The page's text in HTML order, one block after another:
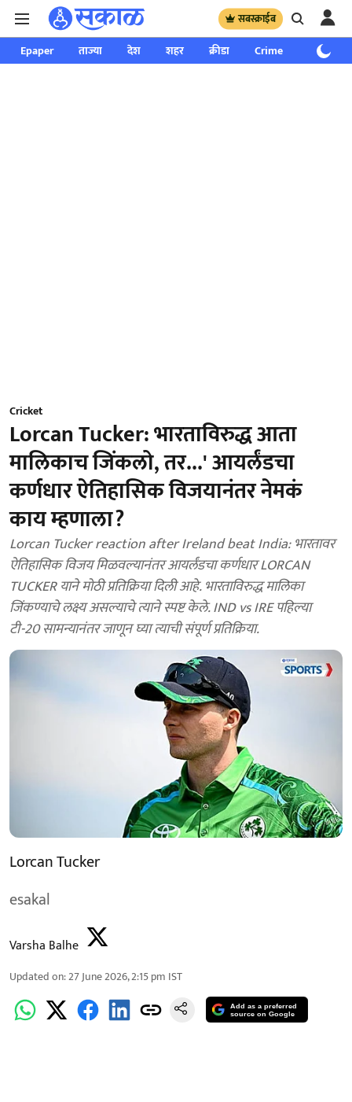
सबस्क्राईब
Epaper ताज्या देश शहर क्रीडा Crime साप्ताहिक
Cricket
Lorcan Tucker: भारताविरुद्ध आता
मालिकाच जिंकलो, तर...' आयर्लंडचा
कर्णधार ऐतिहासिक विजयानंतर नेमकं
काय म्हणाला?
Lorcan Tucker reaction after Ireland beat India: भारतावर
ऐतिहासिक विजय मिळवल्यानंतर आयर्लंडचा कर्णधार LORCAN
TUCKER याने मोठी प्रतिक्रिया दिली आहे. भारताविरुद्ध मालिका
जिंकण्याचे लक्ष्य असल्याचे त्याने स्पष्ट केले. IND vs IRE पहिल्या
टी-20 सामन्यानंतर जाणून घ्या त्याची संपूर्ण प्रतिक्रिया.
Lorcan Tucker
esakal
Varsha Balhe
Updated on:27 June 2026, 2:15 pm IST
Add as a preferred
source on Google